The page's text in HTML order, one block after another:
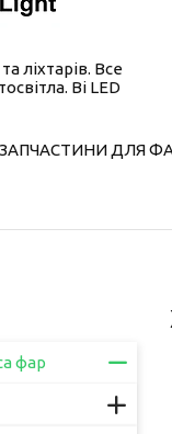
ліхтарів. Все
Bi LED
ЗАПЧАСТИНИ ДЛЯ
фар